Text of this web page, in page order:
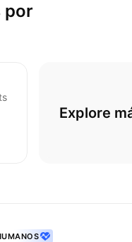
por
Explore